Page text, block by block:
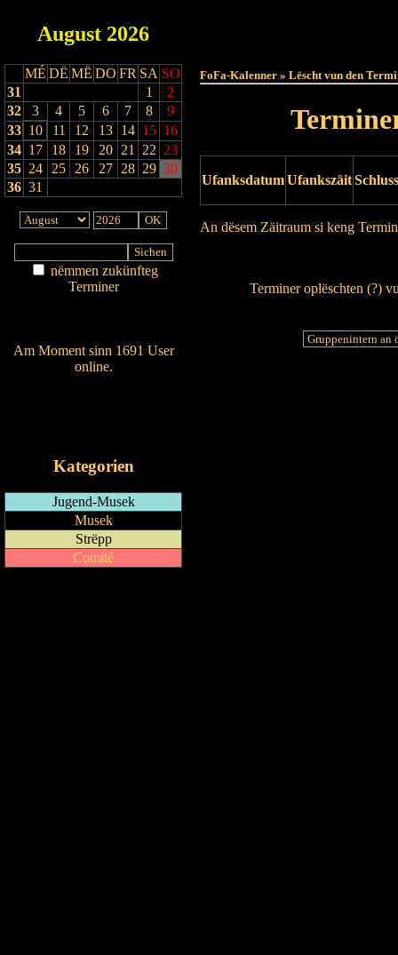
August 2026
MÉ DË MË DO FR SA SO
31
1
2
32
3 4 5 6 7 8
9
33 10 11 12 13 14 15 16
34 17 18 19 20 21 22 23
35 24 25 26 27 28 29 30
36 31
nëmmen zukünfteg
Terminer
Am Moment sinn 1691 User
online.
Kategorien
Jugend-Musek
Musek
Strëpp
Comité
FoFa-Kalenner » Lëscht vun den
UfanksdatumUfankszäit
An dësem Zäitraum si keng
Terminer oplëschten (?)